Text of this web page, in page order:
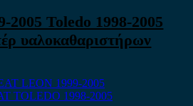
2005 Toledo 1998-2005
υαλοκαθαριστήρων
LEON 1999-2005
TOLEDO 1998-2005